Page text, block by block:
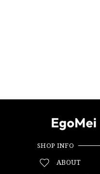
SHOP INFO
ABOUT